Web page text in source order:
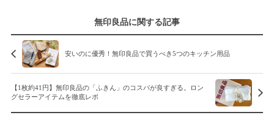
無印良品に関する記事
安いのに優秀！無印良品で買うべき5つのキッチン用品
【1枚約41円】無印良品の「ふきん」のコスパが良すぎる。ロン
グセラーアイテムを徹底レポ